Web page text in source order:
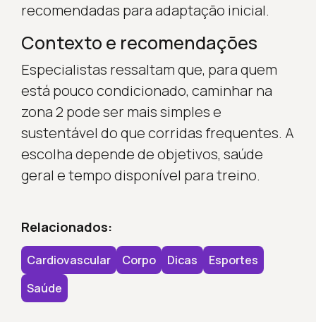
recomendadas para adaptação inicial.
Contexto e recomendações
Especialistas ressaltam que, para quem
está pouco condicionado, caminhar na
zona 2 pode ser mais simples e
sustentável do que corridas frequentes. A
escolha depende de objetivos, saúde
geral e tempo disponível para treino.
Relacionados:
Cardiovascular Corpo Dicas
Esportes
Saúde